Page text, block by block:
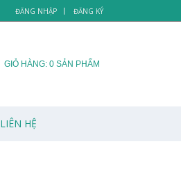
ĐĂNG NHẬP ĐĂNG KÝ
GIỎ HÀNG: 0 SẢN PHẨM
LIÊN HỆ